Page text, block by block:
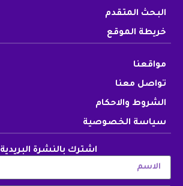
البحث المتقدم
خريطة الموقع
مواقعنا
تواصل معنا
الشروط والاحكام
سياسة الخصوصية
اشترك بالنشرة البريدية